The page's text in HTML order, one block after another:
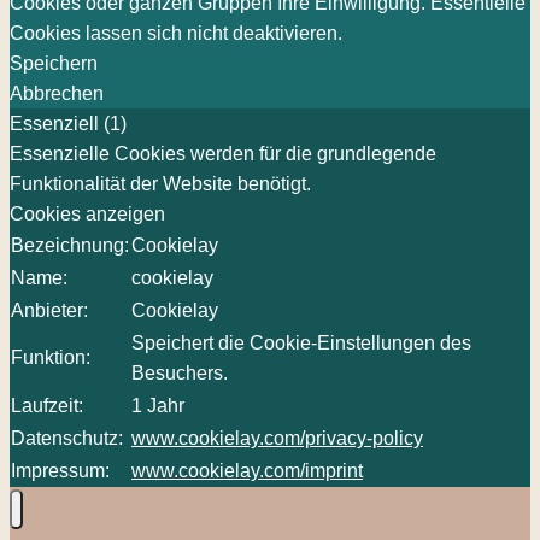
Cookies lassen sich nicht deaktivieren.
Speichern
Abbrechen
Essenziell (1)
Essenzielle Cookies werden für die grundlegende
Funktionalität der Website benötigt.
Cookies anzeigen
Bezeichnung:Cookielay
Name:
cookielay
Anbieter:
Cookielay
Funktion:
Speichert die Cookie-Einstellungen des
Besuchers.
Laufzeit:
1 Jahr
Datenschutz: www.cookielay.com/privacy-policy
Impressum:
www.cookielay.com/imprint